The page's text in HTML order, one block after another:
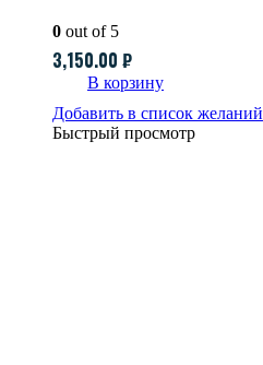
0 out of 5
3,150.00 ₽
В корзину
Добавить в список желаний
Быстрый просмотр